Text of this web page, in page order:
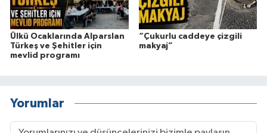
Ülkü Ocaklarında Alparslan
Türkeş ve Şehitler için
mevlid programı
“Çukurlu caddeye çizgili
makyaj”
Yorumlar